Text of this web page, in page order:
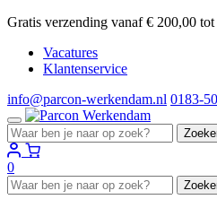
Gratis verzending vanaf € 200,00
Vacatures
Klantenservice
info@parcon-werkendam.nl 0183-
Zoeken
naar:
0
Zoeken
naar: